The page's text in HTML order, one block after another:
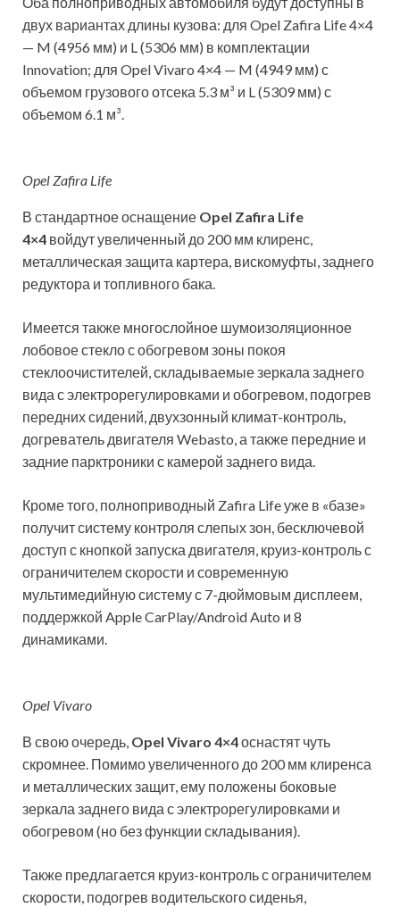
двух вариантах длины кузова: для Opel Zafira Life 4×4
— M (4956 мм) и L (5306 мм) в комплектации
Innovation; для Opel Vivaro 4×4 — M (4949 мм) с
объемом грузового отсека 5.3 м³ и L (5309 мм) с
объемом 6.1 м³.
Opel Zafira Life
В стандартное оснащение Opel Zafira Life
4×4 войдут увеличенный до 200 мм клиренс,
металлическая защита картера, вискомуфты, заднего
редуктора и топливного бака.
Имеется также многослойное шумоизоляционное
лобовое стекло с обогревом зоны покоя
стеклоочистителей, складываемые зеркала заднего
вида с электрорегулировками и обогревом, подогрев
передних сидений, двухзонный климат-контроль,
догреватель двигателя Webasto, а также передние и
задние парктроники с камерой заднего вида.
Кроме того, полноприводный Zafira Life уже в «базе»
получит систему контроля слепых зон, бесключевой
доступ с кнопкой запуска двигателя, круиз-контроль с
ограничителем скорости и современную
мультимедийную систему с 7-дюймовым дисплеем,
поддержкой Apple CarPlay/Android Auto и 8
динамиками.
Opel Vivaro
В свою очередь, Opel Vivaro 4×4оснастят чуть
скромнее. Помимо увеличенного до 200 мм клиренса
и металлических защит, ему положены боковые
зеркала заднего вида с электрорегулировками и
обогревом (но без функции складывания).
Также предлагается круиз-контроль с ограничителем
скорости, подогрев водительского сиденья,